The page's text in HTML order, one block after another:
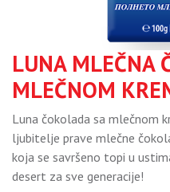
LUNA MLEČNA
MLEČNOM
Luna čokolada sa mlečnom
ljubitelje prave mlečne
koja se savršeno topi u
desert za sve generacije!